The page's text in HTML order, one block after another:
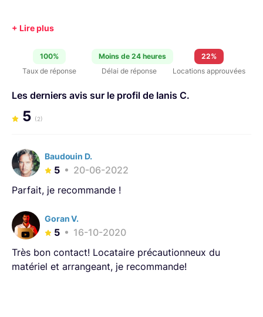
100%
Taux de réponse
Moins de 24 heures
Délai de réponse
22%
Locations approuvées
Les derniers avis sur le profil de Ianis C.
5 (2)
Baudouin D.
5
20-06-2022
Parfait, je recommande !
Goran V.
5
16-10-2020
Très bon contact! Locataire précautionneux du
matériel et arrangeant, je recommande!